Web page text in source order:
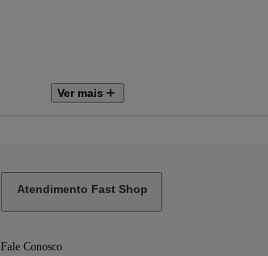
Ver mais
Atendimento Fast Shop
Fale Conosco